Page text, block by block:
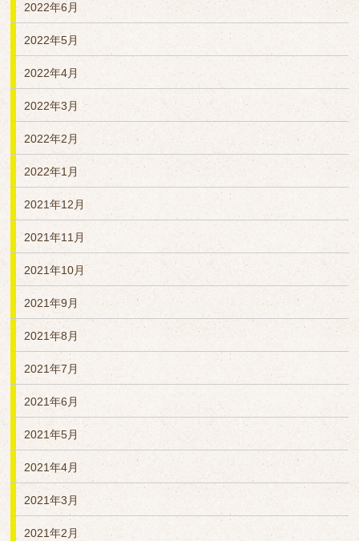
2022年6月
2022年5月
2022年4月
2022年3月
2022年2月
2022年1月
2021年12月
2021年11月
2021年10月
2021年9月
2021年8月
2021年7月
2021年6月
2021年5月
2021年4月
2021年3月
2021年2月